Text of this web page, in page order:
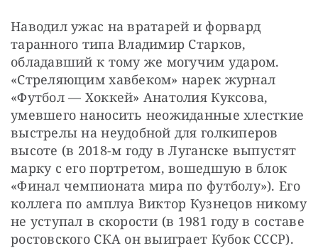
Наводил ужас на вратарей и форвард
таранного типа Владимир Старков,
обладавший к тому же могучим ударом.
«Стреляющим хавбеком» нарек журнал
«Футбол — Хоккей» Анатолия Куксова,
умевшего наносить неожиданные хлесткие
выстрелы на неудобной для голкиперов
высоте (в 2018-м году в Луганске выпустят
марку с его портретом, вошедшую в блок
«Финал чемпионата мира по футболу»). Его
коллега по амплуа Виктор Кузнецов никому
не уступал в скорости (в 1981 году в составе
ростовского СКА он выиграет Кубок СССР).